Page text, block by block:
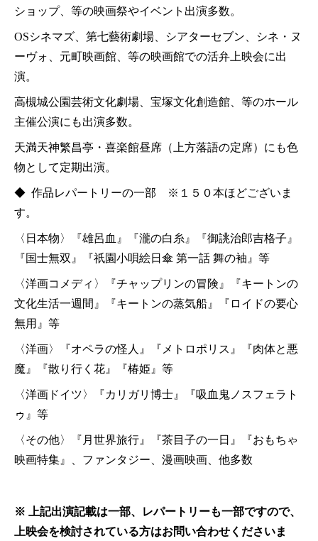
ショップ、等の映画祭やイベント出演多数。
OSシネマズ、第七藝術劇場、シアターセブン、シネ・ヌ
ーヴォ、元町映画館、等の映画館での活弁上映会に出
演。
高槻城公園芸術文化劇場、宝塚文化創造館、等のホール
主催公演にも出演多数。
天満天神繁昌亭・喜楽館昼席（上方落語の定席）にも色
物として定期出演。
◆ 作品レパートリーの一部 ※１５０本ほどございま
す。
〈日本物〉『雄呂血』『瀧の白糸』『御誂治郎吉格子』
『国士無双』『祇園小唄絵日傘 第一話 舞の袖』等
〈洋画コメディ〉『チャップリンの冒険』『キートンの
文化生活一週間』『キートンの蒸気船』『ロイドの要心
無用』等
〈洋画〉『オペラの怪人』『メトロポリス』『肉体と悪
魔』『散り行く花』『椿姫』等
〈洋画ドイツ〉『カリガリ博士』『吸血鬼ノスフェラト
ゥ』等
〈その他〉『月世界旅行』『茶目子の一日』『おもちゃ
映画特集』、ファンタジー、漫画映画、他多数
※ 上記出演記載は一部、レパートリーも一部ですので、
上映会を検討されている方はお問い合わせくださいま